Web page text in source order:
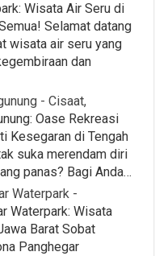
Wisata Air Seru di
Selamat datang
wisata air seru yang
dan
- Cisaat,
Oase Rekreasi
Kesegaran di Tengah
suka merendam diri
panas? Bagi Anda…
Waterpark -
Waterpark: Wisata
Barat Sobat
Panghegar